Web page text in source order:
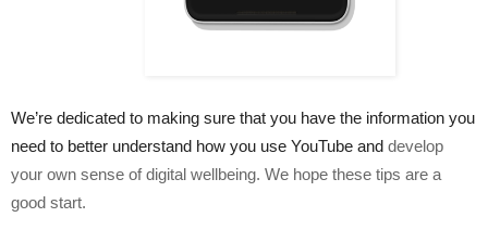
We’re dedicated to making sure that you have the information you
need to better understand how you use YouTube and develop
your own sense of digital wellbeing. We hope these tips are a
good start.